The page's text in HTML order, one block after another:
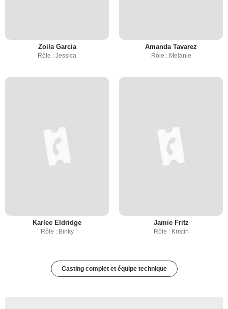
Zoila Garcia
Rôle : Jessica
Amanda Tavarez
Rôle : Melanie
Karlee Eldridge
Rôle : Binky
Jamie Fritz
Rôle : Kristin
Casting complet et équipe technique